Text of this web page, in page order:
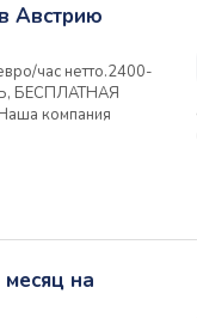
Австрию
час нетто.2400-
БЕСПЛАТНАЯ
компания
на объектах
и
на